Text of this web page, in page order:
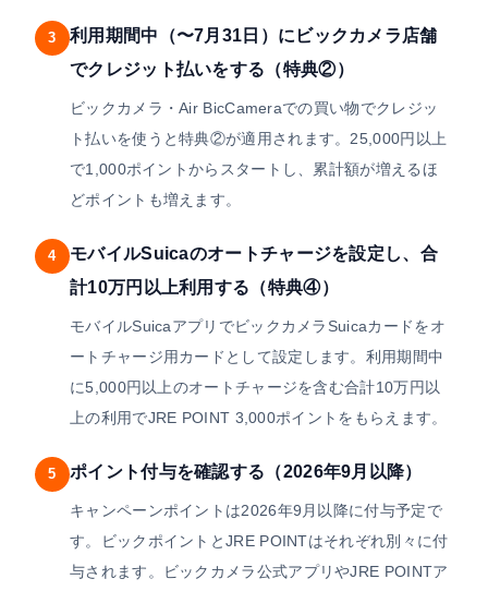
3
利用期間中（〜7月31日）にビックカメラ店舗
でクレジット払いをする（特典②）
ビックカメラ・Air BicCameraでの買い物でクレジッ
ト払いを使うと特典②が適用されます。25,000円以上
で1,000ポイントからスタートし、累計額が増えるほ
どポイントも増えます。
4
モバイルSuicaのオートチャージを設定し、合
計10万円以上利用する（特典④）
モバイルSuicaアプリでビックカメラSuicaカードをオ
ートチャージ用カードとして設定します。利用期間中
に5,000円以上のオートチャージを含む合計10万円以
上の利用でJRE POINT 3,000ポイントをもらえます。
5 ポイント付与を確認する（2026年9月以降）
キャンペーンポイントは2026年9月以降に付与予定で
す。ビックポイントとJRE POINTはそれぞれ別々に付
与されます。ビックカメラ公式アプリやJRE POINTア